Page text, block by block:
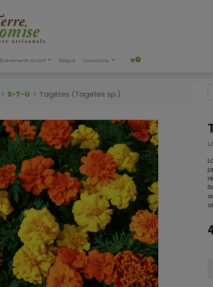
Événements et conf. Blogue Collections 0
S-T-U Tagètes (Tagetes sp.)